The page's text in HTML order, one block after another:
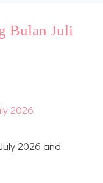
Bulan Juli
2026 and